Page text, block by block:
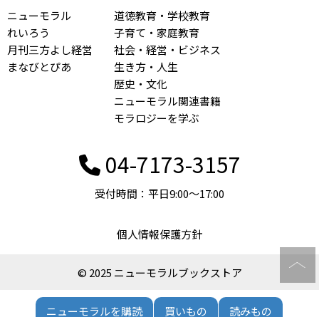
ニューモラル
れいろう
月刊三方よし経営
まなびとぴあ
道徳教育・学校教育
子育て・家庭教育
社会・経営・ビジネス
生き方・人生
歴史・文化
ニューモラル関連書籍
モラロジーを学ぶ
04-7173-3157
受付時間：平日9:00〜17:00
個人情報保護方針
© 2025 ニューモラルブックストア
ニューモラルを購読 買いもの 読みもの